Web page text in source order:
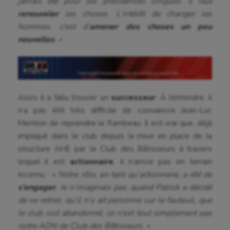
renouvelerles choses. L’intérêt de changer les
hommes, c’est d’ amener des choses un peu
nouvelles. »
Alors il a fallu trouver un successeur . À l’entendre, il
n’a pas été très difficile de convaincre Jean-Luc
Mention de reprendre le flambeau. Il est vrai que, déjà
impliqué dans le club depuis la mise en place de la
structure AHE par le Club des Bâtisseurs à travers
lequel il est actionnaire , il n’arrive pas en terrain
inconnu :
« Notre rôle, en tant qu’actionnaire, a été de
s’engager. Je n’imaginais pas, quand Patrick a décidé
de se retirer, qu’il n’y ait personne sur le fauteuil, que
le club soit abandonné, ce n’est tout simplement pas
notre ADN de Club des Bâtisseurs. »